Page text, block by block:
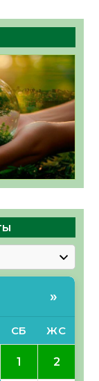
»
СБ ЖС
1 2